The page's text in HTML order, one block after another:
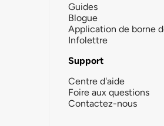
Guides
Blogue
Application de borne
Infolettre
Support
Centre d'aide
Foire aux questions
Contactez-nous